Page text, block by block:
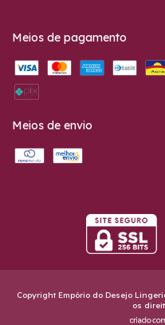
Meios de pagamento
Meios de envio
Copyright Empório do Desejo
os